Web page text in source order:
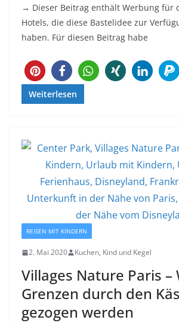
→ Dieser Beitrag enthält Werbung für
Hotels, die diese Bastelidee zur
haben. Für diesen Beitrag habe
Weiterlesen
REISEN MIT KINDERN
2. Mai 2020 Kuchen, Kind und Kegel
Villages Nature Paris –
Grenzen durch den
gezogen werden